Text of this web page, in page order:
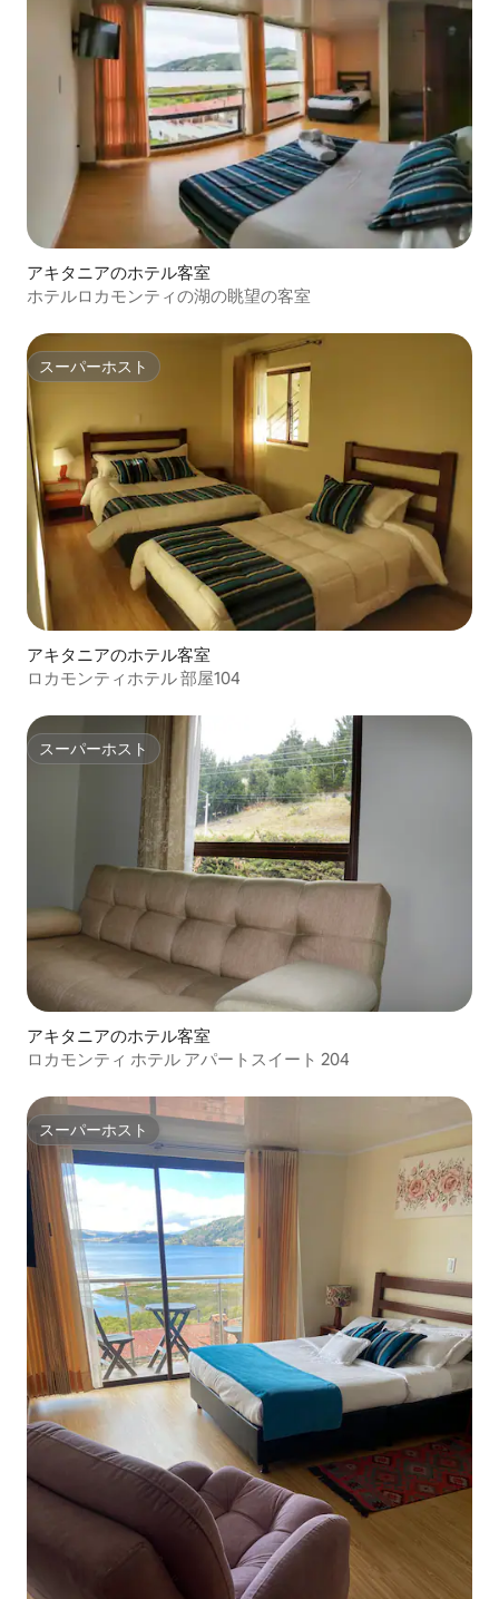
アキタニアのホテル客室
ホテルロカモンティの湖の眺望の客室
スーパーホスト
スーパーホスト
アキタニアのホテル客室
ロカモンティホテル 部屋104
スーパーホスト
スーパーホスト
アキタニアのホテル客室
ロカモンティ ホテル アパートスイート 204
スーパーホスト
スーパーホスト